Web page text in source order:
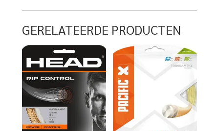
GERELATEERDE PRODUCTEN